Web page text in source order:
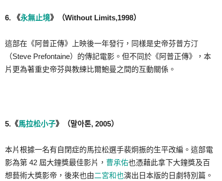
6. 《永無止境》（Without Limits,1998）
這部在《阿普正傳》上映後一年發行，同樣是史帝芬普方汀
（Steve Prefontaine）的傳記電影。但不同於《阿普正傳》，本
片更為著重史帝芬與教練比爾鮑曼之間的互動關係。
5.《馬拉松小子》（말아톤, 2005）
本片根據一名有自閉症的馬拉松選手裴炯振的生平改編。這部電
影為第 42 屆大鐘獎最佳影片， 曹承佑也憑藉此拿下大鐘獎及百
想藝術大獎影帝，後來也由二宮和也演出日本版的日劇特別篇。